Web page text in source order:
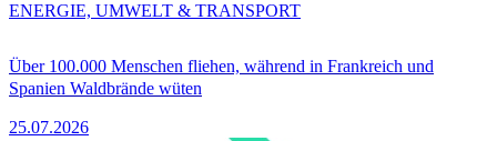
Über 100.000 Menschen fliehen, während in Frankreich und
Spanien Waldbrände wüten
25.07.2026
ENERGIE, UMWELT & TRANSPORT